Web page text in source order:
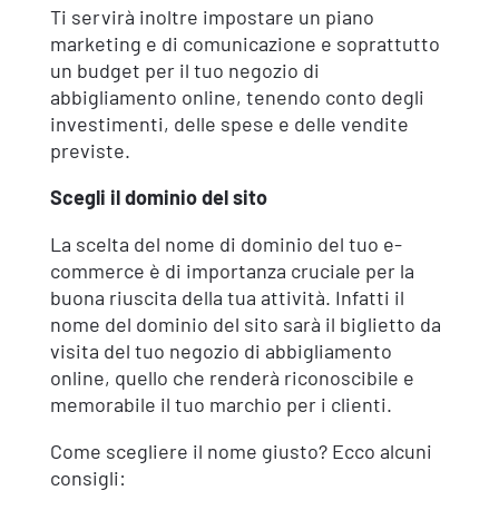
Ti servirà inoltre impostare un piano
marketing e di comunicazione e soprattutto
un budget per il tuo negozio di
abbigliamento online, tenendo conto degli
investimenti, delle spese e delle vendite
previste.
Scegli il dominio del sito
La scelta del nome di dominio del tuo e-
commerce è di importanza cruciale per la
buona riuscita della tua attività. Infatti il
nome del dominio del sito sarà il biglietto da
visita del tuo negozio di abbigliamento
online, quello che renderà riconoscibile e
memorabile il tuo marchio per i clienti.
Come scegliere il nome giusto? Ecco alcuni
consigli: